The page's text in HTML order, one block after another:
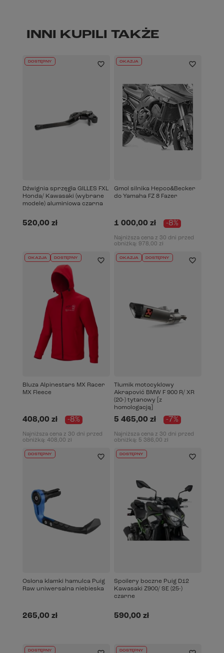
INNI KUPILI TAKŻE
DOSTĘPNY
Dźwignia sprzęgła GILLES FXL
Honda/ Kawasaki (wybrane
modele) aluminiowa czarna
520,00 zł
OKAZJA
Gmol silnika Hepco&Becker
do Yamaha FZ 8 Fazer
1 000,00 zł -8%
Najniższa cena z 30 dni przed
obniżką: 978,00 zł
OKAZJA DOSTĘPNY
Bluza Alpinestars MX Racer
MX Fleece
408,00 zł -8%
Najniższa cena z 30 dni przed
obniżką: 408,00 zł
OKAZJA DOSTĘPNY
Tłumik motocyklowy
Akrapović BMW F 900 R/ XR
(20-) tytanowy [z
homologacją]
5 465,00 zł -7%
Najniższa cena z 30 dni przed
obniżką: 5 386,00 zł
DOSTĘPNY
Osłona klamki hamulca Puig
Raw uniwersalna niebieska
265,00 zł
DOSTĘPNY
Spoilery boczne Puig D12
Kawasaki Z900/ SE (25-)
czarne
590,00 zł
DOSTĘPNY DOSTĘPNY